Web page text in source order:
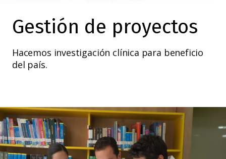
Gestión de proyectos
Hacemos investigación clínica para beneficio
del país.